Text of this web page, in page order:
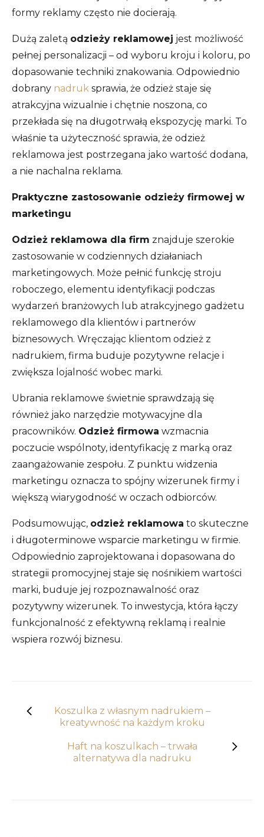
formy reklamy często nie docierają.
Dużą zaletą odzieży reklamowej jest możliwość
pełnej personalizacji – od wyboru kroju i koloru, po
dopasowanie techniki znakowania. Odpowiednio
dobrany nadruk sprawia, że odzież staje się
atrakcyjna wizualnie i chętnie noszona, co
przekłada się na długotrwałą ekspozycję marki. To
właśnie ta użyteczność sprawia, że odzież
reklamowa jest postrzegana jako wartość dodana,
a nie nachalna reklama.
Praktyczne zastosowanie odzieży firmowej w
marketingu
Odzież reklamowa dla firm znajduje szerokie
zastosowanie w codziennych działaniach
marketingowych. Może pełnić funkcję stroju
roboczego, elementu identyfikacji podczas
wydarzeń branżowych lub atrakcyjnego gadżetu
reklamowego dla klientów i partnerów
biznesowych. Wręczając klientom odzież z
nadrukiem, firma buduje pozytywne relacje i
zwiększa lojalność wobec marki.
Ubrania reklamowe świetnie sprawdzają się
również jako narzędzie motywacyjne dla
pracowników. Odzież firmowa wzmacnia
poczucie wspólnoty, identyfikację z marką oraz
zaangażowanie zespołu. Z punktu widzenia
marketingu oznacza to spójny wizerunek firmy i
większą wiarygodność w oczach odbiorców.
Podsumowując, odzież reklamowa to skuteczne
i długoterminowe wsparcie marketingu w firmie.
Odpowiednio zaprojektowana i dopasowana do
strategii promocyjnej staje się nośnikiem wartości
marki, buduje jej rozpoznawalność oraz
pozytywny wizerunek. To inwestycja, która łączy
funkcjonalność z efektywną reklamą i realnie
wspiera rozwój biznesu.
Koszulka z własnym nadrukiem –
kreatywność na każdym kroku
Haft na koszulkach – trwała
alternatywa dla nadruku